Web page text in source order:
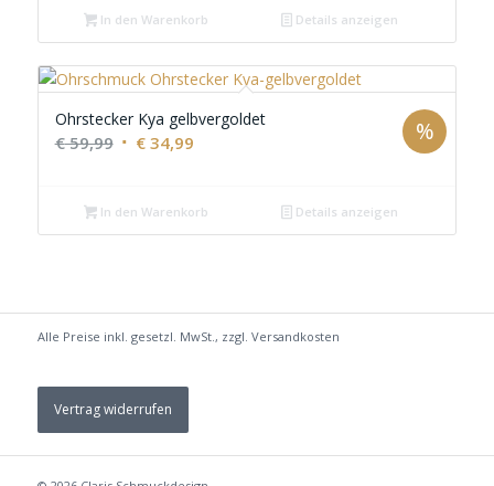
In den Warenkorb Details anzeigen
Ohrstecker Kya gelbvergoldet
€59,99 Ursprünglicher
€ 59,99
€34,99Aktueller
€ 34,99.
%
In den Warenkorb Details anzeigen
Alle Preise inkl. gesetzl. MwSt., zzgl. Versandkosten
Vertrag widerrufen